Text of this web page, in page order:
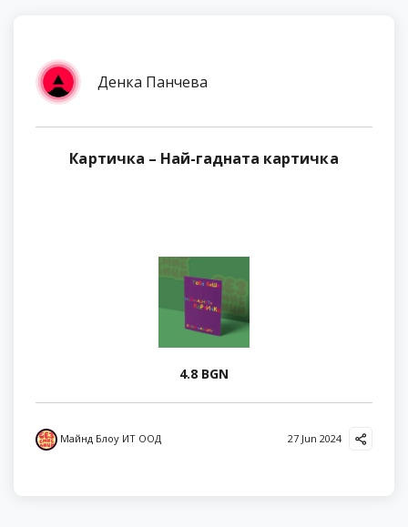
Денка Панчева
Картичка – Най-гадната картичка
4.8 BGN
Майнд Блоу ИТ ООД 27 Jun 2024